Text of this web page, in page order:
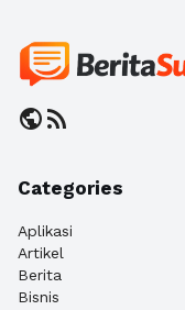
publicrss_feed
Categories
Aplikasi
Artikel
Berita
Bisnis